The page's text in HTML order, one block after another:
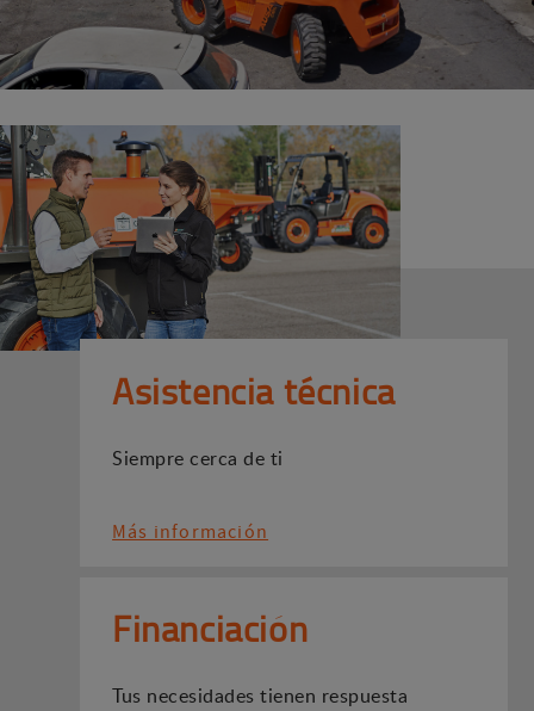
Asistencia técnica
Siempre cerca de ti
Más información
Financiación
Tus necesidades tienen respuesta